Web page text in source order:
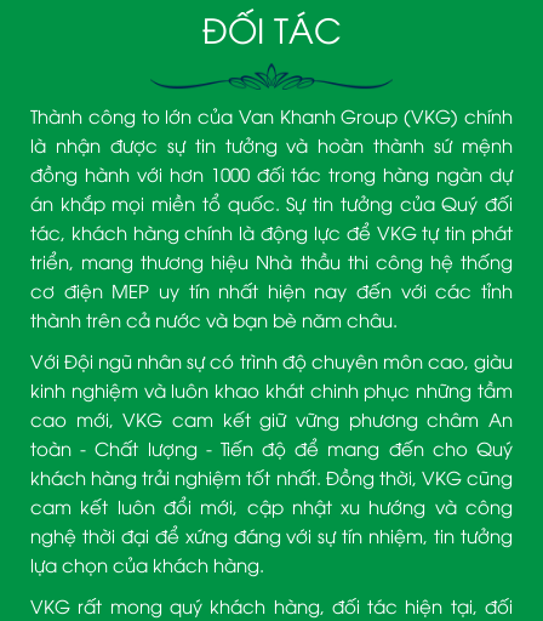
ĐỐI TÁC
Thành công to lớn của Van Khanh Group (VKG) chính
là nhận được sự tin tưởng và hoàn thành sứ mệnh
đồng hành với hơn 1000 đối tác trong hàng ngàn dự
án khắp mọi miền tổ quốc. Sự tin tưởng của Quý đối
tác, khách hàng chính là động lực để VKG tự tin phát
triển, mang thương hiệu Nhà thầu thi công hệ thống
cơ điện MEP uy tín nhất hiện nay đến với các tỉnh
thành trên cả nước và bạn bè năm châu.
Với Đội ngũ nhân sự có trình độ chuyên môn cao, giàu
kinh nghiệm và luôn khao khát chinh phục những tầm
cao mới, VKG cam kết giữ vững phương châm An
toàn - Chất lượng - Tiến độ để mang đến cho Quý
khách hàng trải nghiệm tốt nhất. Đồng thời, VKG cũng
cam kết luôn đổi mới, cập nhật xu hướng và công
nghệ thời đại để xứng đáng với sự tín nhiệm, tin tưởng
lựa chọn của khách hàng.
VKG rất mong quý khách hàng, đối tác hiện tại, đối